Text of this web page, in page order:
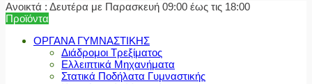
Ανοικτά : Δευτέρα με Παρασκευή 09:00 έως τις 18:00
Προϊόντα
ΟΡΓΑΝΑ ΓΥΜΝΑΣΤΙΚΗΣ
Διάδρομοι Τρεξίματος
Ελλειπτικά Μηχανήματα
Στατικά Ποδήλατα Γυμναστικής